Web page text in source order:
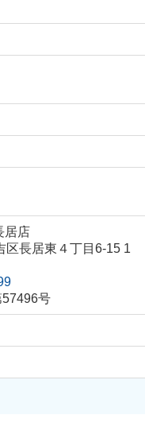
店
区長居東４丁目6-15 1
号